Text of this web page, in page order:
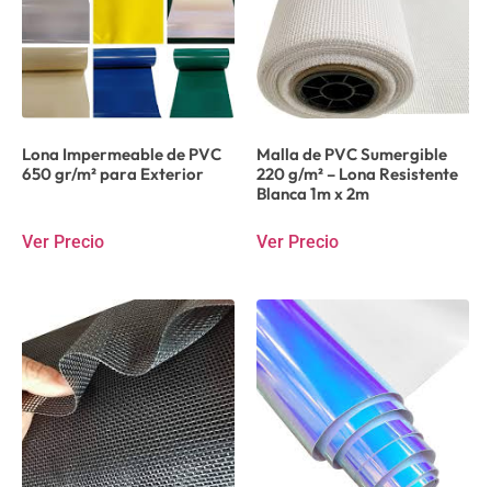
Lona Impermeable de PVC
650 gr/m² para Exterior
Ver Precio
Malla de PVC Sumergible
220 g/m² – Lona Resistente
Blanca 1m x 2m
Ver Precio